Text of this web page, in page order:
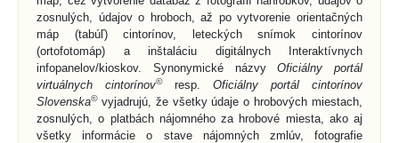
zosnulých, údajov o hroboch, až po vytvorenie orientačných
máp (tabúľ) cintorínov, leteckých snímok cintorínov
(ortofotomáp) a inštaláciu digitálnych Interaktívnych
infopanelov/kioskov. Synonymické názvyOficiálny portál
virtuálnych cintorínov©resp. Oficiálny portál cintorínov
Slovenska©vyjadrujú, že všetky údaje o hrobových miestach,
zosnulých, o platbách nájomného za hrobové miesta, ako aj
všetky informácie o stave nájomných zmlúv, fotografie